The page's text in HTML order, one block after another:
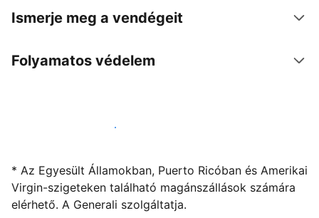
Ismerje meg a vendégeit
Folyamatos védelem
Kínáljon szállást a segítségünkkel
* Az Egyesült Államokban, Puerto Ricóban és Amerikai
Virgin-szigeteken található magánszállások számára
elérhető. A Generali szolgáltatja.